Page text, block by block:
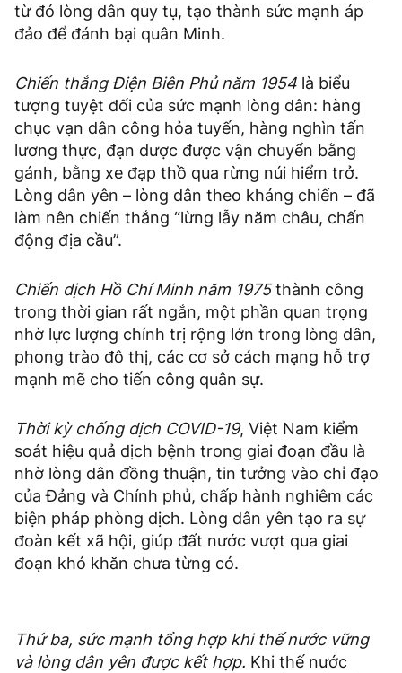
từ đó lòng dân quy tụ, tạo thành sức mạnh áp
đảo để đánh bại quân Minh.
Chiến thắng Điện Biên Phủ năm 1954 là biểu
tượng tuyệt đối của sức mạnh lòng dân: hàng
chục vạn dân công hỏa tuyến, hàng nghìn tấn
lương thực, đạn dược được vận chuyển bằng
gánh, bằng xe đạp thồ qua rừng núi hiểm trở.
Lòng dân yên – lòng dân theo kháng chiến – đã
làm nên chiến thắng “lừng lẫy năm châu, chấn
động địa cầu”.
Chiến dịch Hồ Chí Minh năm 1975thành công
trong thời gian rất ngắn, một phần quan trọng
nhờ lực lượng chính trị rộng lớn trong lòng dân,
phong trào đô thị, các cơ sở cách mạng hỗ trợ
mạnh mẽ cho tiến công quân sự.
Thời kỳ chống dịch COVID-19, Việt Nam kiểm
soát hiệu quả dịch bệnh trong giai đoạn đầu là
nhờ lòng dân đồng thuận, tin tưởng vào chỉ đạo
của Đảng và Chính phủ, chấp hành nghiêm các
biện pháp phòng dịch. Lòng dân yên tạo ra sự
đoàn kết xã hội, giúp đất nước vượt qua giai
đoạn khó khăn chưa từng có.
Thứ ba, sức mạnh tổng hợp khi thế nước vững
và lòng dân yên được kết hợp. Khi thế nước